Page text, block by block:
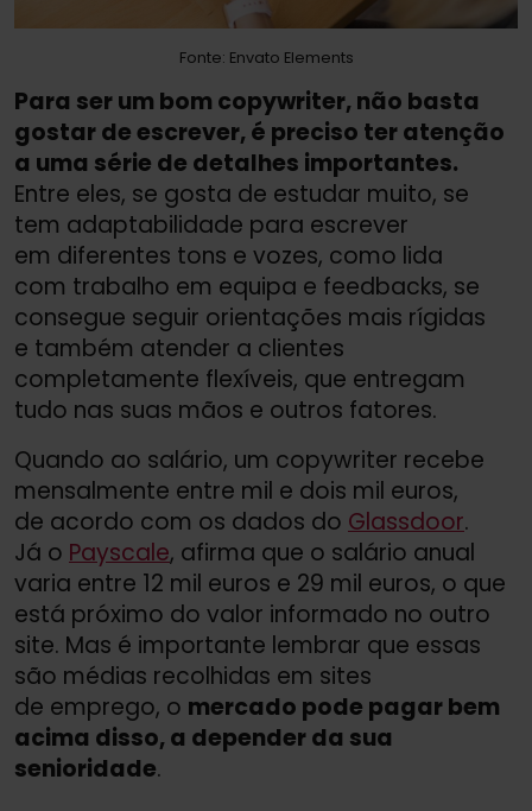
Fonte: Envato Elements
Para ser um bom copywriter, não basta
gostar de escrever, é preciso ter atenção
a uma série de detalhes importantes.
Entre eles, se gosta de estudar muito, se
tem adaptabilidade para escrever
em diferentes tons e vozes, como lida
com trabalho em equipa e feedbacks, se
consegue seguir orientações mais rígidas
e também atender a clientes
completamente flexíveis, que entregam
tudo nas suas mãos e outros fatores.
Quando ao salário, um copywriter recebe
mensalmente entre mil e dois mil euros,
de acordo com os dados do Glassdoor.
Já o Payscale, afirma que o salário anual
varia entre 12 mil euros e 29 mil euros, o que
está próximo do valor informado no outro
site. Mas é importante lembrar que essas
são médias recolhidas em sites
de emprego, o mercado pode pagar bem
acima disso, a depender da sua
senioridade.